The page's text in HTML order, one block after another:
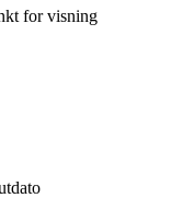
for visning